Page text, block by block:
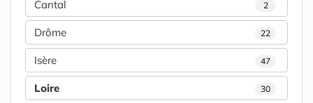
Cantal 2
Drôme 22
Isère 47
Loire 30